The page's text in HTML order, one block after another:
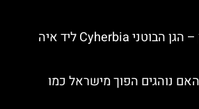
המבוך של קפריסין – הגן הבוטני Cyherbia‬‬ ליד איה
נוהגים הפוך מישראל כמו